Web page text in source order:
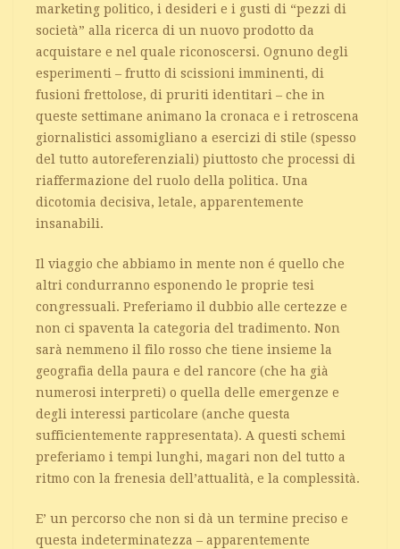
marketing politico, i desideri e i gusti di “pezzi di
società” alla ricerca di un nuovo prodotto da
acquistare e nel quale riconoscersi. Ognuno degli
esperimenti – frutto di scissioni imminenti, di
fusioni frettolose, di pruriti identitari – che in
queste settimane animano la cronaca e i retroscena
giornalistici assomigliano a esercizi di stile (spesso
del tutto autoreferenziali) piuttosto che processi di
riaffermazione del ruolo della politica. Una
dicotomia decisiva, letale, apparentemente
insanabili.
Il viaggio che abbiamo in mente non é quello che
altri condurranno esponendo le proprie tesi
congressuali. Preferiamo il dubbio alle certezze e
non ci spaventa la categoria del tradimento. Non
sarà nemmeno il filo rosso che tiene insieme la
geografia della paura e del rancore (che ha già
numerosi interpreti) o quella delle emergenze e
degli interessi particolare (anche questa
sufficientemente rappresentata). A questi schemi
preferiamo i tempi lunghi, magari non del tutto a
ritmo con la frenesia dell’attualità, e la complessità.
E’ un percorso che non si dà un termine preciso e
questa indeterminatezza – apparentemente